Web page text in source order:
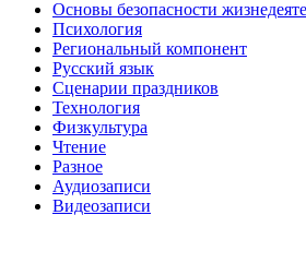
Основы безопасности
Психология
Региональный компонент
Русский язык
Сценарии праздников
Технология
Физкультура
Чтение
Разное
Аудиозаписи
Видеозаписи